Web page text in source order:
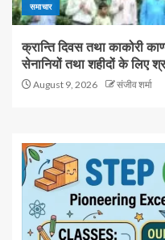
समाचार
क्रान्ति दिवस तथा काकोरी
सेनानियों तथा शहीदों के लिए
August 9, 2026 संजीव शर्मा